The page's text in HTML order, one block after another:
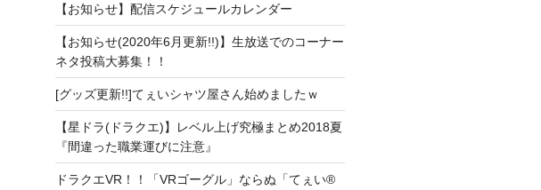
【お知らせ】配信スケジュールカレンダー
【お知らせ(2020年6月更新!!)】生放送でのコーナー
ネタ投稿大募集！！
[グッズ更新!!]てぇいシャツ屋さん始めましたｗ
【星ドラ(ドラクエ)】レベル上げ究極まとめ2018夏
『間違った職業運びに注意』
ドラクエVR！！「VRゴーグル」ならぬ「てぇい®